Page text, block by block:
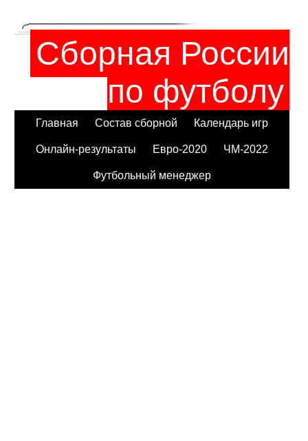
Сборная России
по футболу
Главная Состав сборной Календарь игр
Онлайн-результаты Евро-2020 ЧМ-2022
Футбольный менеджер